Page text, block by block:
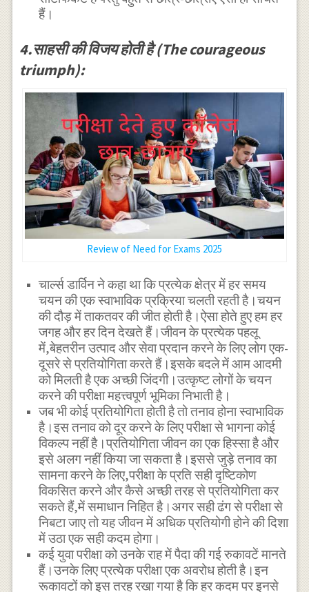
हैं।
4.साहसी की विजय होती है (The courageous
triumph):
Review of Need for Exams 2025
चार्ल्स डार्विन ने कहा था कि प्रत्येक क्षेत्र में हर समय
चयन की एक स्वाभाविक प्रक्रिया चलती रहती है।चयन
की दौड़ में ताकतवर की जीत होती है।ऐसा होते हुए हम हर
जगह और हर दिन देखते हैं।जीवन के प्रत्येक पहलू
में,बेहतरीन उत्पाद और सेवा प्रदान करने के लिए लोग एक-
दूसरे से प्रतियोगिता करते हैं।इसके बदले में आम आदमी
को मिलती है एक अच्छी जिंदगी।उत्कृष्ट लोगों के चयन
करने की परीक्षा महत्त्वपूर्ण भूमिका निभाती है।
जब भी कोई प्रतियोगिता होती है तो तनाव होना स्वाभाविक
है।इस तनाव को दूर करने के लिए परीक्षा से भागना कोई
विकल्प नहीं है।प्रतियोगिता जीवन का एक हिस्सा है और
इसे अलग नहीं किया जा सकता है।इससे जुड़े तनाव का
सामना करने के लिए,परीक्षा के प्रति सही दृष्टिकोण
विकसित करने और कैसे अच्छी तरह से प्रतियोगिता कर
सकते हैं,में समाधान निहित है।अगर सही ढंग से परीक्षा से
निबटा जाए तो यह जीवन में अधिक प्रतियोगी होने की दिशा
में उठा एक सही कदम होगा।
कई युवा परीक्षा को उनके राह में पैदा की गई रुकावटें मानते
हैं।उनके लिए प्रत्येक परीक्षा एक अवरोध होती है।इन
रूकावटों को इस तरह रखा गया है कि हर कदम पर इनसे